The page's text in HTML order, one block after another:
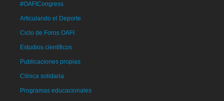
#OAFICongress
Articulando el Deporte
Ciclo de Foros OAFI
Estudios científicos
Publicaciones propias
Clínica solidaria
Programas educacionales